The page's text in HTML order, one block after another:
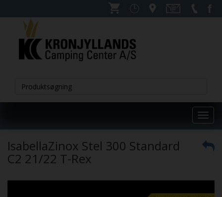
IsabellaZinox Stel 300 Standard
C2 21/22 T-Rex